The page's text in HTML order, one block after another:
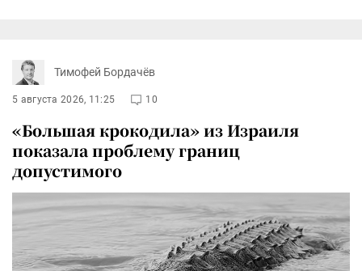
Тимофей Бордачёв
5 августа 2026, 11:25 10
«Большая крокодила» из Израиля
показала проблему границ
допустимого